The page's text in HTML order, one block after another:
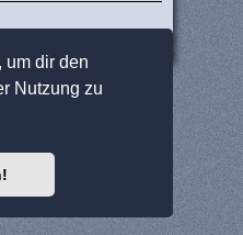
um dir den
Nutzung zu